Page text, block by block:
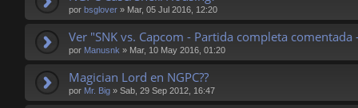
por bsglover » Mar, 05 Jul 2016, 12:20
Ver "SNK vs. Capcom - Partida completa comentada
por Manusnk » Mar, 10 May 2016, 01:20
Magician Lord en NGPC??
por Mr. Big » Sab, 29 Sep 2012, 16:47